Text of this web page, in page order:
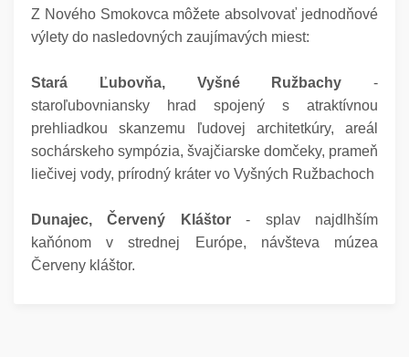
Z Nového Smokovca môžete absolvovať jednodňové
výlety do nasledovných zaujímavých miest:
Stará Ľubovňa, Vyšné Ružbachy -
staroľubovniansky hrad spojený s atraktívnou
prehliadkou skanzemu ľudovej architetkúry, areál
sochárskeho sympózia, švajčiarske domčeky, prameň
liečivej vody, prírodný kráter vo Vyšných Ružbachoch
Dunajec, Červený Kláštor- splav najdlhším
kaňónom v strednej Európe, návšteva múzea
Červeny kláštor.